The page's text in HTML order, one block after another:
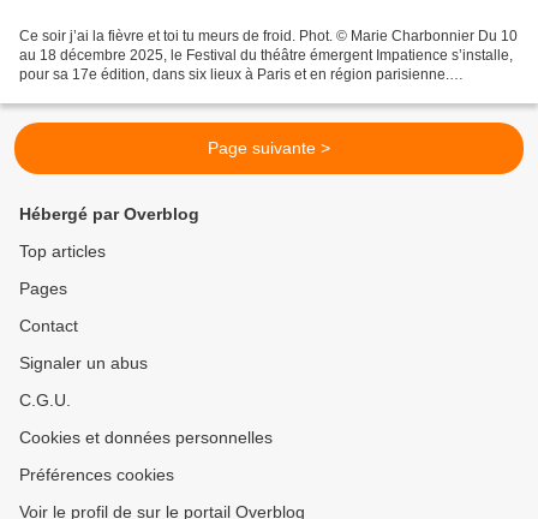
Ce soir j’ai la fièvre et toi tu meurs de froid. Phot. © Marie Charbonnier Du 10
au 18 décembre 2025, le Festival du théâtre émergent Impatience s’installe,
pour sa 17e édition, dans six lieux à Paris et en région parisienne.
Page suivante >
Hébergé par Overblog
Top articles
Pages
Contact
Signaler un abus
C.G.U.
Cookies et données personnelles
Préférences cookies
Voir le profil de sur le portail Overblog